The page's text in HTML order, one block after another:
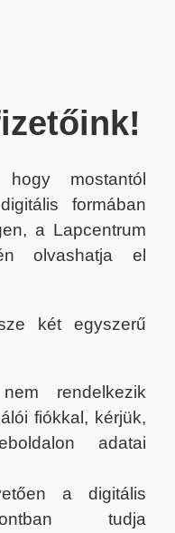
hogy mostantól
formában
a Lapcentrum
olvashatja el
két egyszerű
rendelkezik
fiókkal, kérjük,
adatai
a digitális
tudja